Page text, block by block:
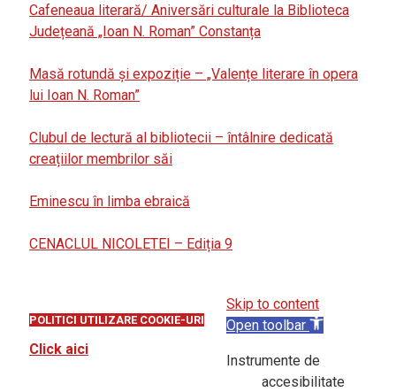
Cafeneaua literară/ Aniversări culturale la Biblioteca
Județeană „Ioan N. Roman” Constanța
Masă rotundă și expoziție – „Valențe literare în opera
lui Ioan N. Roman”
Clubul de lectură al bibliotecii – întâlnire dedicată
creațiilor membrilor săi
Eminescu în limba ebraică
CENACLUL NICOLETEI – Ediția 9
POLITICI UTILIZARE COOKIE-URI
Click aici
Skip to content
Open toolbar
Instrumente de
accesibilitate